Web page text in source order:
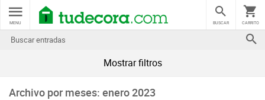
MENU CARRITO
BUSCAR
Mostrar filtros
Archivo por meses: enero 2023